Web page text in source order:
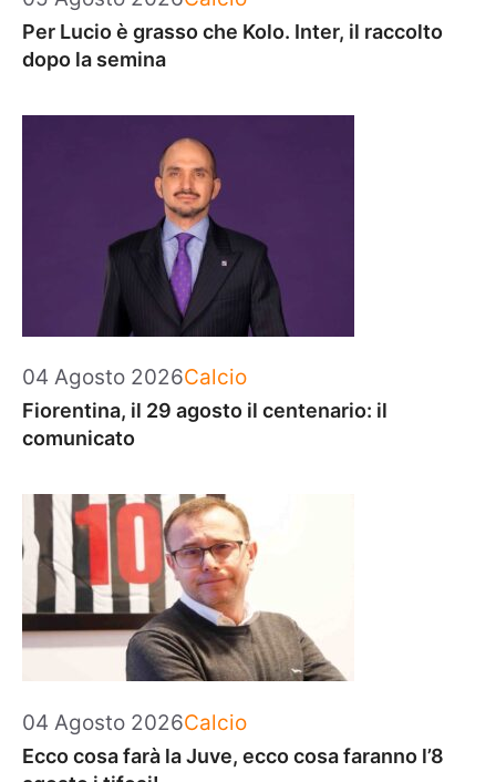
Per Lucio è grasso che Kolo. Inter, il raccolto
dopo la semina
04 Agosto 2026Categorie
Calcio
Fiorentina, il 29 agosto il centenario: il
comunicato
04 Agosto 2026Categorie
Calcio
Ecco cosa farà la Juve, ecco cosa faranno l’8